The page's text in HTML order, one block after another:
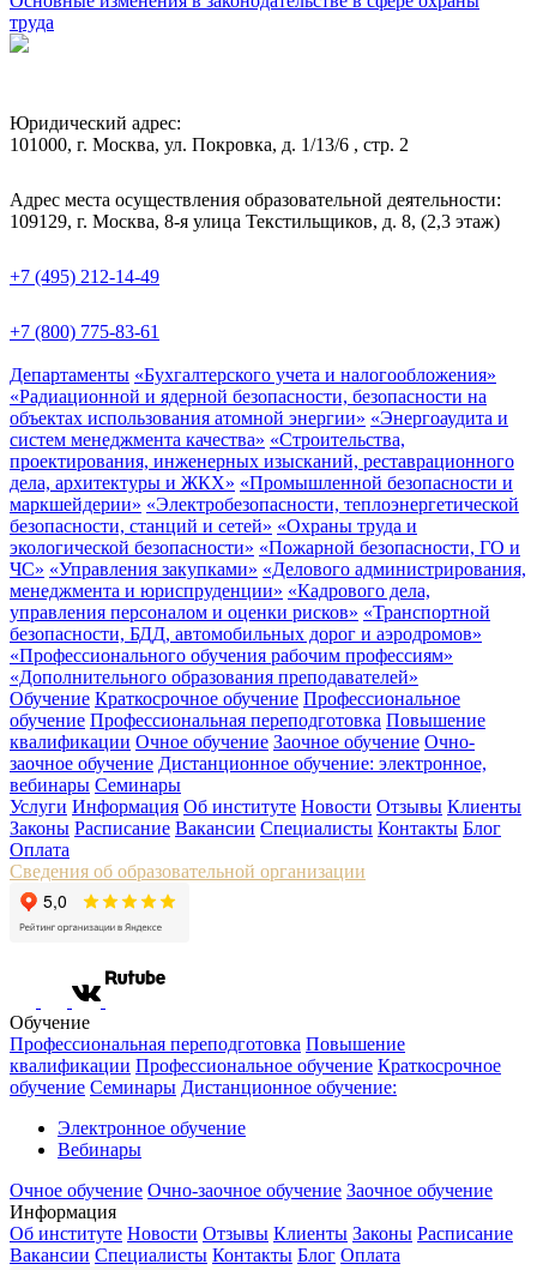
труда
Юридический адрес:
101000, г. Москва, ул. Покровка, д. 1/13/6 , стр. 2
Адрес места осуществления образовательной деятельности:
109129, г. Москва, 8-я улица Текстильщиков, д. 8, (2,3 этаж)
+7 (495) 212-14-49
+7 (800) 775-83-61
Департаменты «Бухгалтерского учета и налогообложения»
«Радиационной и ядерной безопасности, безопасности на
объектах использования атомной энергии» «Энергоаудита и
систем менеджмента качества» «Строительства,
проектирования, инженерных изысканий, реставрационного
дела, архитектуры и ЖКХ» «Промышленной безопасности и
маркшейдерии» «Электробезопасности, теплоэнергетической
безопасности, станций и сетей» «Охраны труда и
экологической безопасности» «Пожарной безопасности, ГО и
ЧС» «Управления закупками» «Делового администрирования,
менеджмента и юриспруденции» «Кадрового дела,
управления персоналом и оценки рисков» «Транспортной
безопасности, БДД, автомобильных дорог и аэродромов»
«Профессионального обучения рабочим профессиям»
«Дополнительного образования преподавателей»
Обучение Краткосрочное обучение Профессиональное
обучение Профессиональная переподготовка Повышение
квалификации Очное обучение Заочное обучение Очно-
заочное обучение Дистанционное обучение: электронное,
вебинары Семинары
Услуги Информация Об институте Новости Отзывы Клиенты
Законы Расписание Вакансии Специалисты Контакты Блог
Оплата
Сведения об образовательной организации
Обучение
Профессиональная переподготовка Повышение
квалификации Профессиональное обучение Краткосрочное
обучение Семинары Дистанционное обучение:
Электронное обучение
Вебинары
Очное обучение Очно-заочное обучение Заочное обучение
Информация
Об институте Новости Отзывы Клиенты Законы Расписание
Вакансии Специалисты Контакты Блог Оплата